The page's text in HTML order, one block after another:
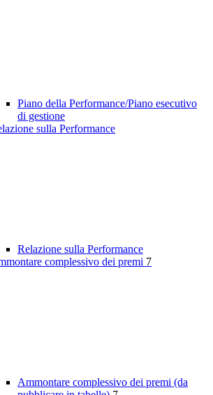
Piano della Performance/Piano esecutivo
di gestione
sulla Performance
Relazione sulla Performance
complessivo dei premi 7
Ammontare complessivo dei premi (da